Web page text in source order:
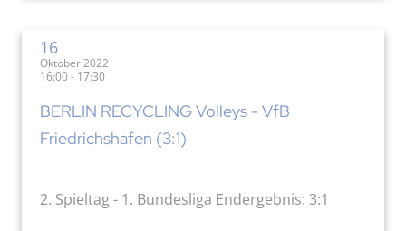
16
Oktober 2022
16:00 - 17:30
BERLIN RECYCLING Volleys - VfB
Friedrichshafen (3:1)
2. Spieltag - 1. Bundesliga Endergebnis: 3:1